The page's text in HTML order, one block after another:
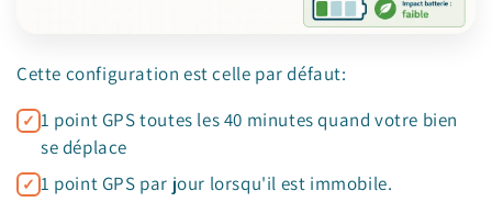
Cette configuration est celle par défaut:
1 point GPS toutes les 40 minutes quand votre bien
se déplace
1 point GPS par jour lorsqu'il est immobile.